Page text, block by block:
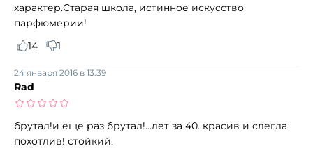
характер.Старая школа, истинное искусство
парфюмерии!
14
1
Rad
24 января 2016 в 13:39
брутал!и еще раз брутал!...лет за 40. красив и слегла
похотлив! стойкий.